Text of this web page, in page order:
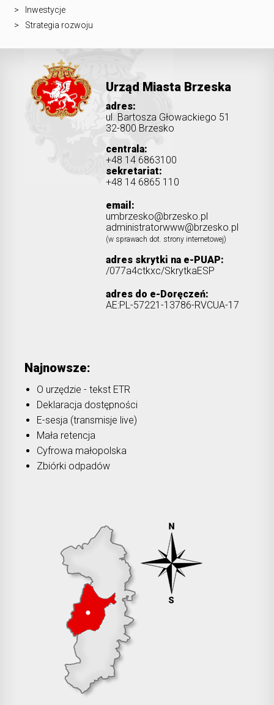
Inwestycje
Strategia rozwoju
Najnowsze:
O urzędzie - tekst ETR
Deklaracja dostępności
E-sesja (transmisje live)
Mała retencja
Cyfrowa małopolska
Zbiórki odpadów
Urząd Miasta Brzeska
adres:
ul. Bartosza Głowackiego 51
32-800 Brzesko
centrala:
+48 14 6863100
sekretariat:
+48 14 6865 110
email:
umbrzesko@brzesko.pl
administratorwww@brzesko.pl
(w sprawach dot. strony internetowej)
adres skrytki na e-PUAP:
/077a4ctkxc/SkrytkaESP
adres do e-Doręczeń:
AE:PL-57221-13786-RVCUA-17